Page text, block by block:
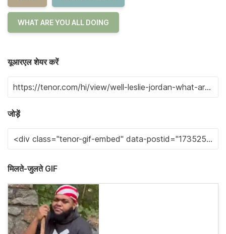
WHAT ARE YOU ALL DOING
यूआरएल शेयर करें
जोड़ें
मिलते-जुलते GIF